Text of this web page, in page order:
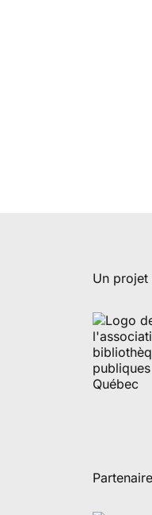
Un projet